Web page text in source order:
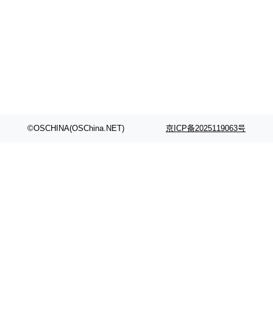
©OSCHINA(OSChina.NET) 京ICP备2025119063号